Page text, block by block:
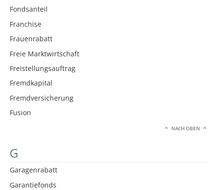
Fondsanteil
Franchise
Frauenrabatt
Freie Marktwirtschaft
Freistellungsauftrag
Fremdkapital
Fremdversicherung
Fusion
NACH OBEN
G
Garagenrabatt
Garantiefonds